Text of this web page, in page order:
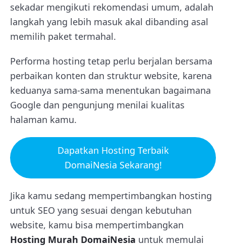
sekadar mengikuti rekomendasi umum, adalah
langkah yang lebih masuk akal dibanding asal
memilih paket termahal.
Performa hosting tetap perlu berjalan bersama
perbaikan konten dan struktur website, karena
keduanya sama-sama menentukan bagaimana
Google dan pengunjung menilai kualitas
halaman kamu.
Dapatkan Hosting Terbaik
DomaiNesia Sekarang!
Jika kamu sedang mempertimbangkan hosting
untuk SEO yang sesuai dengan kebutuhan
website, kamu bisa mempertimbangkan
Hosting Murah DomaiNesia untuk memulai